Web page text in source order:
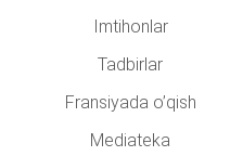
Imtihonlar
Tadbirlar
Fransiyada o’qish
Mediateka